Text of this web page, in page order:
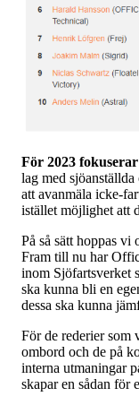
För 2023
lag med
att avanmäla icke-
istället möjlighet att
På så sätt hoppas
Fram till nu har
inom Sjöfartsverket
ska kunna bli en
dessa ska kunna
För de rederier som
ombord och de på
interna utmaningar
skapar en sådan för